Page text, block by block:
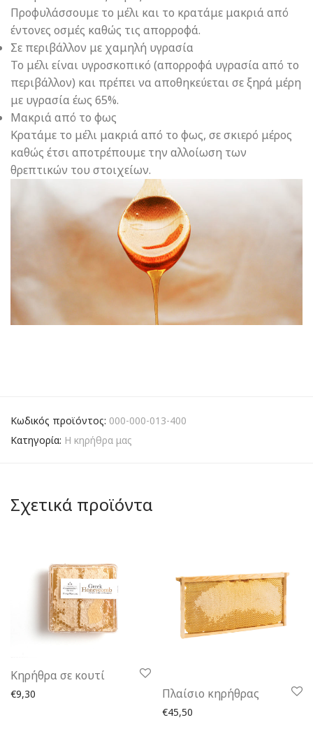
Προφυλάσσουμε το μέλι και το κρατάμε μακριά από
έντονες οσμές καθώς τις απορροφά.
Σε περιβάλλον με χαμηλή υγρασία
Το μέλι είναι υγροσκοπικό (απορροφά υγρασία από το
περιβάλλον) και πρέπει να αποθηκεύεται σε ξηρά μέρη
με υγρασία έως 65%.
Μακριά από το φως
Κρατάμε το μέλι μακριά από το φως, σε σκιερό μέρος
καθώς έτσι αποτρέπουμε την αλλοίωση των
θρεπτικών του στοιχείων.
Κωδικός προϊόντος: 000-000-013-400
Κατηγορία: Η κηρήθρα μας
Σχετικά προϊόντα
Κηρήθρα σε κουτί
€9,30 Πλαίσιο κηρήθρας
€45,50